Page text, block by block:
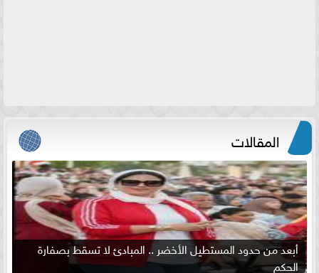
المقالات
أبعد من حدود المستطيل الأخضر .. المبادئ لا تسقط بصفارة
الحكم